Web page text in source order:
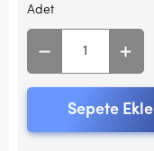
Adet
Sepete Ekle